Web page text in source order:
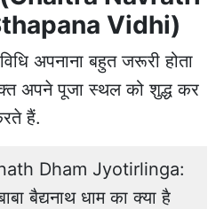
Vidhi)
अपनाना बहुत जरूरी होता
अपने पूजा स्थल को शुद्ध कर
हैं.
Dham Jyotirlinga:
बैद्यनाथ धाम का क्या है